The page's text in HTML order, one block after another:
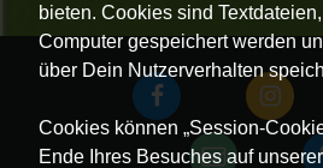
bieten. Cookies sind
Computer gespeichert werden
über Dein Nutzerverhalten
Cookies können „Session-
Ende Ihres Besuches auf